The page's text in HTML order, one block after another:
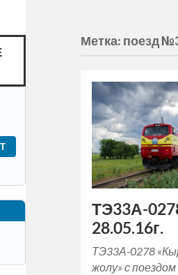
Метка: поезд
ТЭ33А-
28.05.16г.
ТЭ33А-0278
жолу» с